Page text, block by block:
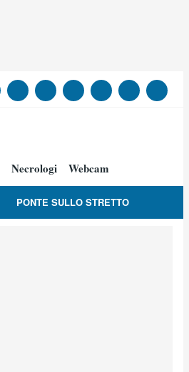
Necrologi Webcam
PONTE SULLO STRETTO